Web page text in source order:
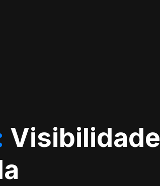
Visibilidade